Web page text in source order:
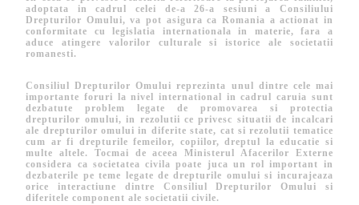
adoptata in cadrul celei de-a 26-a sesiuni a Consiliului
Drepturilor Omului, va pot asigura ca Romania a actionat in
conformitate cu legislatia internationala in materie, fara a
aduce atingere valorilor culturale si istorice ale societatii
romanesti.
Consiliul Drepturilor Omului reprezinta unul dintre cele mai
importante foruri la nivel international in cadrul caruia sunt
dezbatute problem legate de promovarea si protectia
drepturilor omului, in rezolutii ce privesc situatii de incalcari
ale drepturilor omului in diferite state, cat si rezolutii tematice
cum ar fi drepturile femeilor, copiilor, dreptul la educatie si
multe altele. Tocmai de aceea Ministerul Afacerilor Externe
considera ca societatea civila poate juca un rol important in
dezbaterile pe teme legate de drepturile omului si incurajeaza
orice interactiune dintre Consiliul Drepturilor Omului si
diferitele component ale societatii civile.